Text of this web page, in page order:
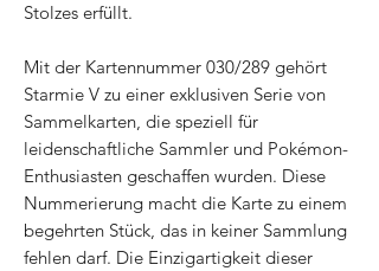
Stolzes erfüllt.
Mit der Kartennummer 030/289 gehört
Starmie V zu einer exklusiven Serie von
Sammelkarten, die speziell für
leidenschaftliche Sammler und Pokémon-
Enthusiasten geschaffen wurden. Diese
Nummerierung macht die Karte zu einem
begehrten Stück, das in keiner Sammlung
fehlen darf. Die Einzigartigkeit dieser